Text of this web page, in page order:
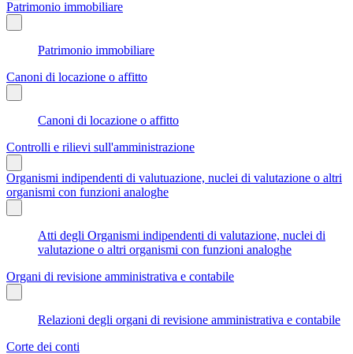
Patrimonio immobiliare
Patrimonio immobiliare
Canoni di locazione o affitto
Canoni di locazione o affitto
Controlli e rilievi sull'amministrazione
Organismi indipendenti di valutuazione, nuclei di valutazione o altri
organismi con funzioni analoghe
Atti degli Organismi indipendenti di valutazione, nuclei di
valutazione o altri organismi con funzioni analoghe
Organi di revisione amministrativa e contabile
Relazioni degli organi di revisione amministrativa e contabile
Corte dei conti